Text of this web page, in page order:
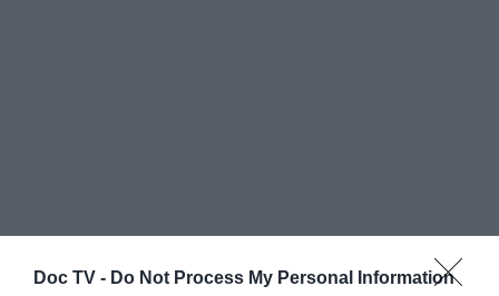
Doc TV - Do Not Process My Personal Information
Γεγονός που σημαίνει ότι τα δύο τρίτα των